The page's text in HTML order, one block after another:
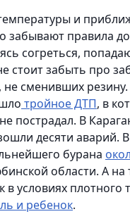
и
забывают правила
согреться,
стоит забыть про
сменивших
тройное ДТП, в
пострадал. В
десяти аварий.
бурана
области. А на
условиях плотного
и ребенок.